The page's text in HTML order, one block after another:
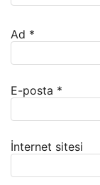
Ad *
E-posta *
İnternet sitesi